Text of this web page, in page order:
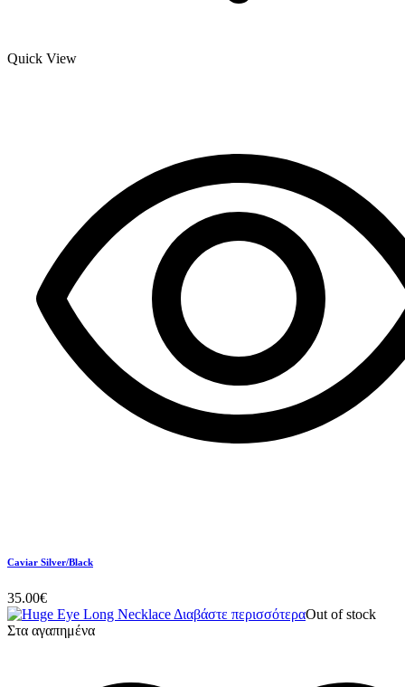
Quick View
Caviar Silver/Black
35.00€
Διαβάστε περισσότεραOut of stock
Στα αγαπημένα